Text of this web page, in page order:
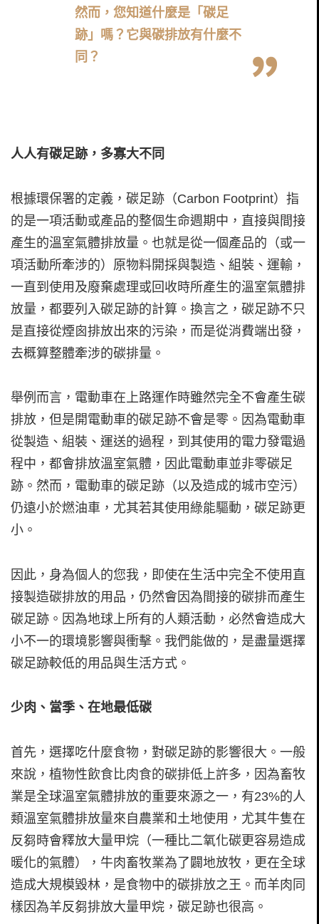
然而，您知道什麼是「碳足
跡」嗎？它與碳排放有什麼不
同？
人人有碳足跡，多寡大不同
根據環保署的定義，碳足跡（Carbon Footprint）指
的是一項活動或產品的整個生命週期中，直接與間接
產生的溫室氣體排放量。也就是從一個產品的（或一
項活動所牽涉的）原物料開採與製造、組裝、運輸，
一直到使用及廢棄處理或回收時所產生的溫室氣體排
放量，都要列入碳足跡的計算。換言之，碳足跡不只
是直接從煙囪排放出來的污染，而是從消費端出發，
去概算整體牽涉的碳排量。
舉例而言，電動車在上路運作時雖然完全不會產生碳
排放，但是開電動車的碳足跡不會是零。因為電動車
從製造、組裝、運送的過程，到其使用的電力發電過
程中，都會排放溫室氣體，因此電動車並非零碳足
跡。然而，電動車的碳足跡（以及造成的城市空污）
仍遠小於燃油車，尤其若其使用綠能驅動，碳足跡更
小。
因此，身為個人的您我，即使在生活中完全不使用直
接製造碳排放的用品，仍然會因為間接的碳排而產生
碳足跡。因為地球上所有的人類活動，必然會造成大
小不一的環境影響與衝擊。我們能做的，是盡量選擇
碳足跡較低的用品與生活方式。
少肉、當季、在地最低碳
首先，選擇吃什麼食物，對碳足跡的影響很大。一般
來說，植物性飲食比肉食的碳排低上許多，因為畜牧
業是全球溫室氣體排放的重要來源之一，有23%的人
類溫室氣體排放量來自農業和土地使用，尤其牛隻在
反芻時會釋放大量甲烷（一種比二氧化碳更容易造成
暖化的氣體），牛肉畜牧業為了闢地放牧，更在全球
造成大規模毀林，是食物中的碳排放之王。而羊肉同
樣因為羊反芻排放大量甲烷，碳足跡也很高。